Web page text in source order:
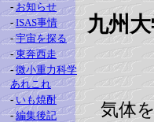
- お知らせ
- ISAS事情
- 宇宙を探る
- 東奔西走
- 微小重力科学
あれこれ
- いも焼酎
- 編集後記
九州
気体を